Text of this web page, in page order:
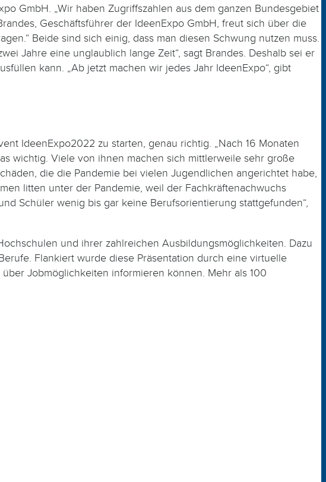
GmbH. „Wir haben Zugriffszahlen aus dem ganzen Bundesgebiet
Geschäftsführer der IdeenExpo GmbH, freut sich über die
Beide sind sich einig, dass man diesen Schwung nutzen muss.
Jahre eine unglaublich lange Zeit“, sagt Brandes. Deshalb sei er
kann. „Ab jetzt machen wir jedes Jahr Ideen­Expo“, gibt
IdeenExpo2022 zu starten, genau richtig. „Nach 16 Monaten
wichtig. Viele von ihnen machen sich mittlerweile sehr große
die die Pandemie bei vielen Jugendlichen angerichtet habe,
litten unter der Pandemie, weil der Fachkräftenachwuchs
Schüler wenig bis gar keine Berufsorientierung stattgefunden“,
und ihrer zahlreichen Ausbildungsmöglichkeiten. Dazu
Flankiert wurde diese Präsentation durch eine virtuelle
Jobmöglichkeiten informieren können. Mehr als 100